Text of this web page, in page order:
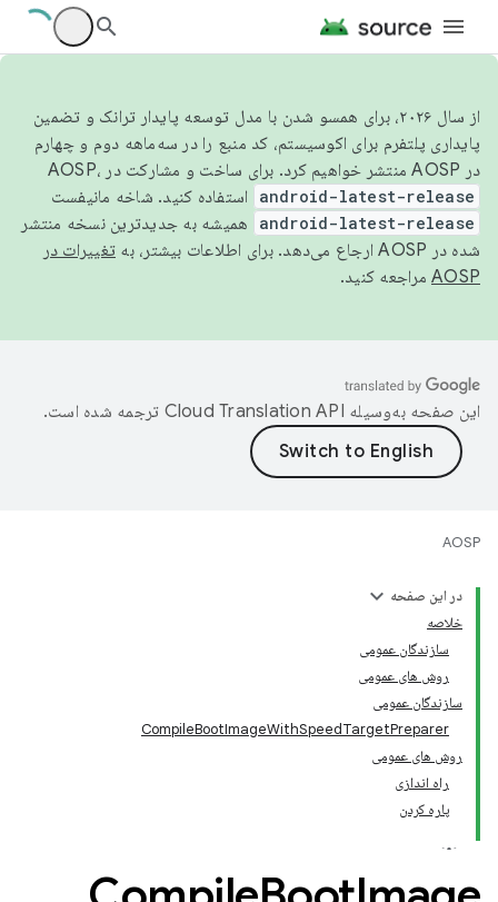
از سال ۲۰۲۶، برای همسو شدن با مدل توسعه پایدار ترانک و تضمین
پایداری پلتفرم برای اکوسیستم، کد منبع را در سه‌ماهه دوم و چهارم
در AOSP منتشر خواهیم کرد. برای ساخت و مشارکت در AOSP،
android-latest-release استفاده کنید. شاخه مانیفست
android-latest-release
همیشه به جدیدترین نسخه منتشر
شده در AOSP ارجاع می‌دهد. برای اطلاعات بیشتر، به
تغییرات در
AOSP مراجعه کنید.
این صفحه به‌وسیله ترجمه شده است.
AOSP
در این صفحه
خلاصه
سازندگان عمومی
روش های عمومی
سازندگان عمومی
CompileBootImageWithSpeedTargetPreparer
روش های عمومی
راه اندازی
پاره کردن